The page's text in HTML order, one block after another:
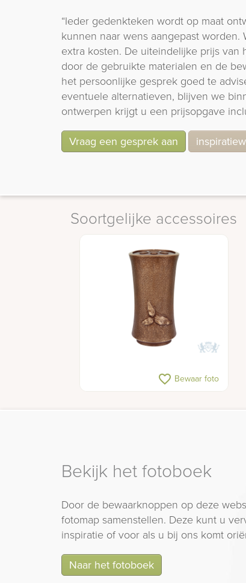
“Ieder gedenkteken wordt op maat
kunnen naar wens aangepast
extra kosten. De uiteindelijke prijs
door de gebruikte materialen en de
het persoonlijke gesprek goed te
eventuele alternatieven, blijven we
ontwerpen krijgt u een prijsopgave
Vraag een gesprek aan
Soortgelijke accessoires
favorite_border Bewaar foto
Bekijk het fotoboek
Door de bewaarknoppen op deze
fotomap samenstellen. Deze kunt u
inspiratie of voor als u bij ons komt
Naar het fotoboek